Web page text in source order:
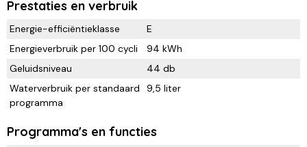
Prestaties en verbruik
Energie-efficiëntieklasse
E
Energieverbruik per 100 cycli
94 kWh
Geluidsniveau
44 db
Waterverbruik per standaard
programma
9,5 liter
Programma's en functies